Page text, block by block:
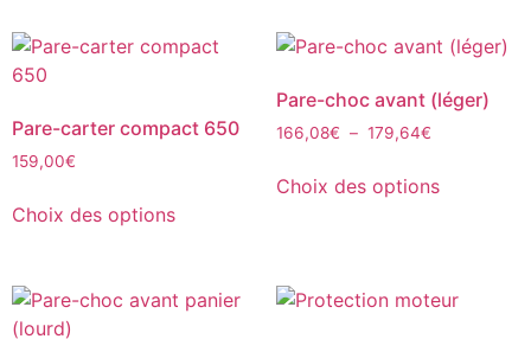
Pare-carter compact 650
159,00€
Choix des options
Pare-choc avant (léger)
166,08€ – 179,64€
Choix des options